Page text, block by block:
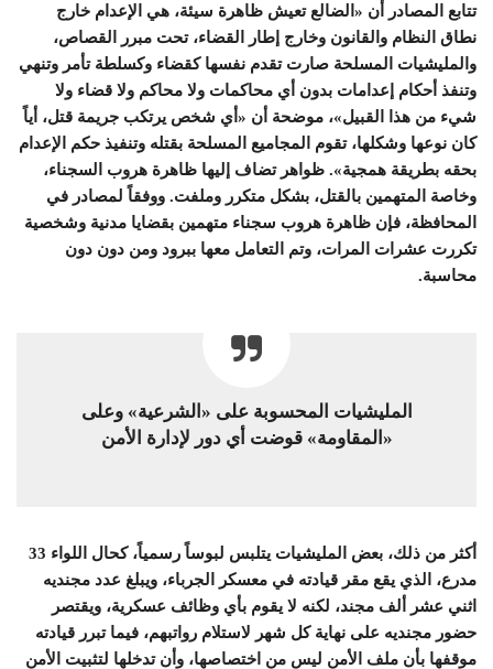
تتابع المصادر أن «الضالع تعيش ظاهرة سيئة، هي الإعدام خارج
نطاق النظام والقانون وخارج إطار القضاء، تحت مبرر القصاص،
والمليشيات المسلحة صارت تقدم نفسها كقضاء وكسلطة تأمر وتنهي
وتنفذ أحكام إعدامات بدون أي محاكمات ولا محاكم ولا قضاء ولا
شيء من هذا القبيل»، موضحة أن «أي شخص يرتكب جريمة قتل، أياً
كان نوعها وشكلها، تقوم المجاميع المسلحة بقتله وتنفيذ حكم الإعدام
بحقه بطريقة همجية». ظواهر تضاف إليها ظاهرة هروب السجناء،
وخاصة المتهمين بالقتل، بشكل متكرر وملفت. ووفقاً لمصادر في
المحافظة، فإن ظاهرة هروب سجناء متهمين بقضايا مدنية وشخصية
تكررت عشرات المرات، وتم التعامل معها ببرود ومن دون دون
محاسبة.
المليشيات المحسوبة على «الشرعية» وعلى
«المقاومة» قوضت أي دور لإدارة الأمن
أكثر من ذلك، بعض المليشيات يتلبس لبوساً رسمياً، كحال اللواء 33
مدرع، الذي يقع مقر قيادته في معسكر الجرباء، ويبلغ عدد مجنديه
اثني عشر ألف مجند، لكنه لا يقوم بأي وظائف عسكرية، ويقتصر
حضور مجنديه على نهاية كل شهر لاستلام رواتبهم، فيما تبرر قيادته
موقفها بأن ملف الأمن ليس من اختصاصها، وأن تدخلها لتثبيت الأمن